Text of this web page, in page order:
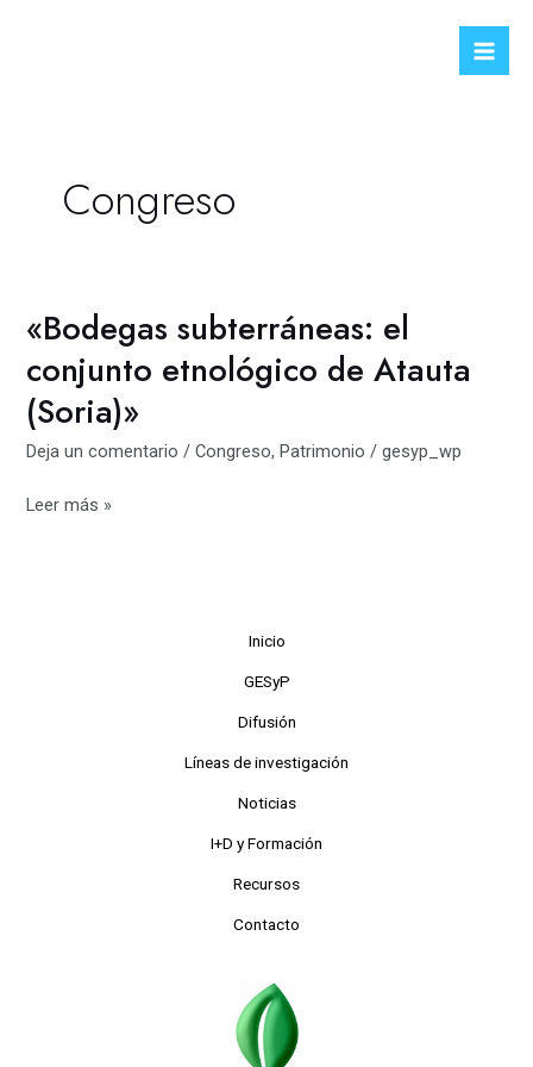
Congreso
«Bodegas subterráneas: el
conjunto etnológico de Atauta
(Soria)»
Deja un comentario /Congreso,Patrimonio /gesyp_wp
«Bodegas
subterráneas:
el
conjunto
etnológico
de
Leer más »
Inicio
GESyP
Difusión
Líneas de investigación
Noticias
I+D y Formación
Recursos
Contacto